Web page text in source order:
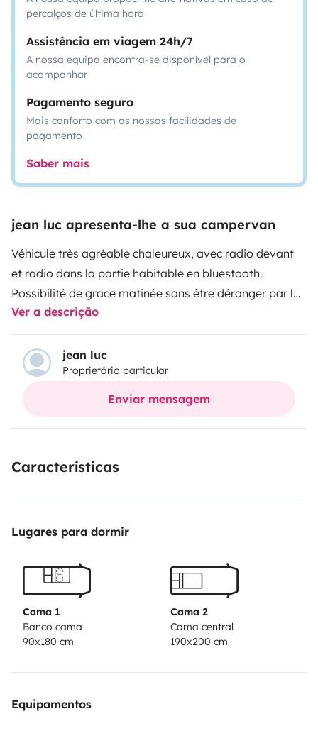
percalços de última hora
Assistência em viagem 24h/7
A nossa equipa encontra-se disponível para o
acompanhar
Pagamento seguro
Mais conforto com as nossas facilidades de
pagamento
Saber mais
jean luc apresenta-lhe a sua campervan
Véhicule très agréable chaleureux, avec radio devant
et radio dans la partie habitable en bluestooth.
Possibilité de grace matinée sans être déranger par la
luminosité. Le lit est grand 200 m de long. avec vu sur
l'arriere au petit matin en ouvrant les porte arrière. On
tiens debout dans le fourgon ce qui évite les maux de
dos ;) Panneau solaire Douche solaire
de société, gazinière pouvant changer de place ce qui
livre photo explicatifs pour mémorisation Tous ces
Ver a descrição
jean luc
Proprietário particular
Enviar mensagem
Características
Lugares para dormir
Cama 1
Banco cama
90x180 cm
Cama 2
Cama central
190x200 cm
Equipamentos